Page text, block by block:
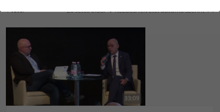
Kezdés/felvétel dátuma szerint
Relevancia szerint
Kezdés/felvétel dátuma szerint
Kezdés/felvétel dátuma szerint
Feltöltés dátuma szerint
Feltöltés dátuma szerint
Utolsó módosítás szerint
1 tétel
20 tétel/oldal
5 tétel/oldal
20 tétel/oldal
50 tétel/oldal
100 tétel/oldal
33:09